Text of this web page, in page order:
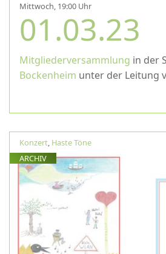
Mittwoch, 19:00 Uhr
01.03.23
Mitgliederversammlung in der
Bockenheim unter der Leitung
Konzert, Haste Töne
ARCHIV